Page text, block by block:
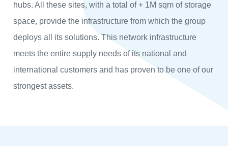
hubs. All these sites, with a total of + 1M sqm of storage
space, provide the infrastructure from which the group
deploys all its solutions. This network infrastructure
meets the entire supply needs of its national and
international customers and has proven to be one of our
strongest assets.